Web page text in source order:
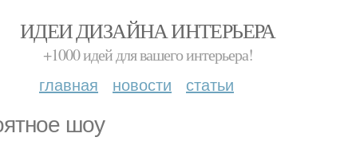
ИДЕИ ДИЗАЙНА ИНТЕРЬЕРА
+1000 идей для вашего интерьера!
главная новости статьи
шоу